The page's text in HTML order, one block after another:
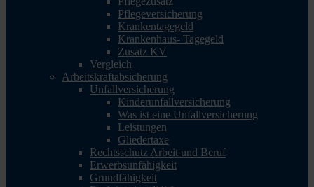
Pflegeversicherung
Krankentagegeld
Krankenhaus- Tagegeld
Zusatz KV
Vergleich
Arbeitskraftabsicherung
Unfallversicherung
Kinderunfallversicherung
Was ist eine Unfallversicherung
Leistungen
Gliedertaxe
Rechtsschutz Arbeit und Beruf
Erwerbsunfähigkeit
Grundfähigkeit